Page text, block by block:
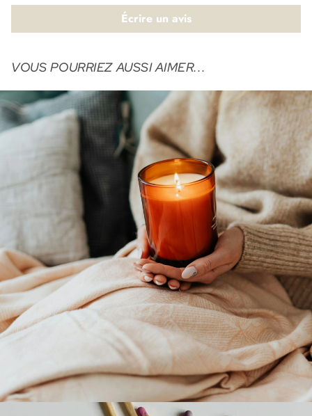
Écrire un avis
VOUS POURRIEZ AUSSI AIMER...
ALLUMETTES LUZ SERENA